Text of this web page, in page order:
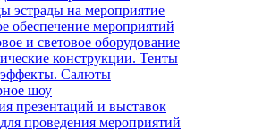
эстрады на мероприятие
обеспечение мероприятий
и световое оборудование
конструкции. Тенты
Салюты
шоу
презентаций и выставок
проведения мероприятий